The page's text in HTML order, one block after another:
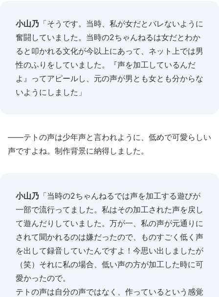
小山乃 「そうです。当時、私が女だとバレないように
奮闘していました。当時の2ちゃんねるは女だとわか
ると叩かれる文化が今以上にあって、ネット上では男
性のふりをしていました。『声を加工しているんだ
よ』ってアピールし、元の声が男とも女とも分からな
いようにしました」
――テトの声は少年声と言われように、低めで可愛らしい
声ですよね。制作背景に納得しました。
小山乃 「当時の2ちゃんねるでは声を加工する遊びが
一部で流行ってました。私はその加工された声を戻し
て遊んだりしていました。万が一、私の声が元通りに
されて聞かれるのは嫌だったので、ものすごく低く声
を出して録音していたんですよ！今思い出しましたが
（笑）それに私の場合、低い声の方が加工した時に可
愛かったので。
テトの声は自分の声ではなく、作っているという感覚